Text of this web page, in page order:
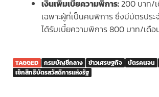
เงินเพิ่มเบี้ยความพิการ:200 บาท/
เฉพาะผู้ที่เป็นคนพิการ ซึ่งมีบัตรประ
ได้รับเบี้ยความพิการ 800 บาท/เดื
TAGGED กรมบัญชีกลาง ข่าวเศรษฐกิจ บัตรคนจน
เช็กสิทธิบัตรสวัสดิการแห่งรัฐ